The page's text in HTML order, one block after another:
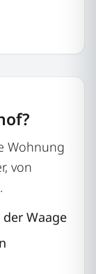
Wohnung
von
Waage